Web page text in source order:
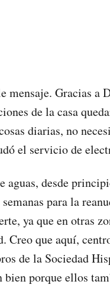
mensaje. Gracias a
de la casa
diarias, no
el servicio de
aguas, desde
semanas para la
ya que en otras
Creo que aquí,
de la Sociedad
bien porque ellos